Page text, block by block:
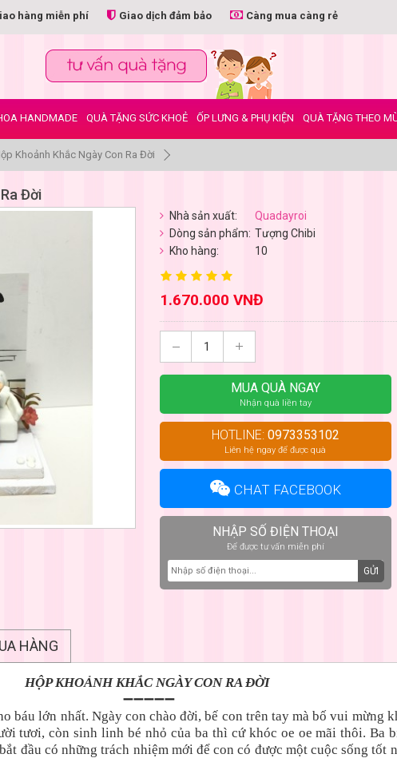
hàng miễn phí Giao dịch đảm bảo Càng mua càng rẻ
HANDMADE QUÀ TẶNG SỨC KHOẺ ỐP LƯNG & PHỤ KIỆN QUÀ TẶNG THEO
Khoảnh Khắc Ngày Con Ra Đời
Đời
Nhà sản xuất:
Quadayroi
Dòng sản phẩm: Tượng Chibi
Kho hàng:
10
1.670.000 VNĐ
MUA QUÀ NGAY
Nhận quà liền tay
HOTLINE: 0973353102
Liên hệ ngay để được quà
CHAT FACEBOOK
NHẬP SỐ ĐIỆN THOẠI
Để được tư vấn miễn phí
GỬI
HÀNG
HỘP KHOẢNH KHẮC NGÀY CON RA ĐỜI
➖➖➖➖➖
báu lớn nhất. Ngày con chào đời, bế con trên tay mà bố vui mừng
tươi, còn sinh linh bé nhỏ của ba thì cứ khóc oe oe mãi thôi. Ba
đầu có những trách nhiệm mới để con có được một cuộc sống tốt